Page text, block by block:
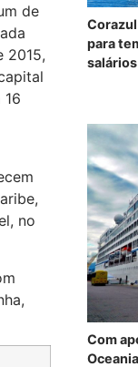
de
2015,
no
para
Com